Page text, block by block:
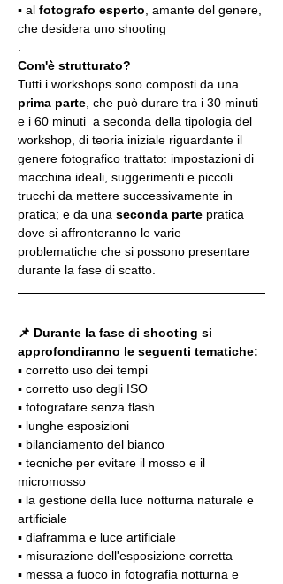
▪️ al fotografo esperto , amante del genere,
che desidera uno shooting
Com'è strutturato?
Tutti i workshops sono composti da una
prima parte , che può durare tra i 30 minuti
e i 60 minuti  a seconda della tipologia del
workshop, di teoria iniziale riguardante il
genere fotografico trattato: impostazioni di
macchina ideali, suggerimenti e piccoli
trucchi da mettere successivamente in
pratica; e da una seconda parte pratica
dove si affronteranno le varie
problematiche che si possono presentare
durante la fase di scatto.
📌 Durante la fase di shooting si
approfondiranno le seguenti tematiche:
▪️ corretto uso dei tempi
▪️ corretto uso degli ISO
▪️ fotografare senza flash
▪️ lunghe esposizioni
▪️ bilanciamento del bianco
▪️ tecniche per evitare il mosso e il
micromosso
▪️ la gestione della luce notturna naturale e
artificiale
▪️ diaframma e luce artificiale
▪️ misurazione dell'esposizione corretta
▪️ messa a fuoco in fotografia notturna e